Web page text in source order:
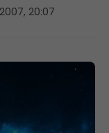
20:07